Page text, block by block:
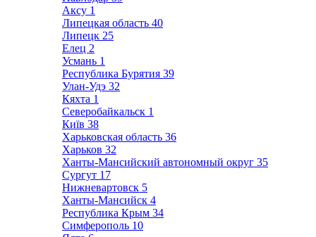
Аксу 1
Липецкая область 40
Липецк 25
Елец 2
Усмань 1
Республика Бурятия 39
Улан-Удэ 32
Кяхта 1
Северобайкальск 1
Київ 38
Харьковская область 36
Харьков 32
Ханты-Мансийский автономный округ 35
Сургут 17
Нижневартовск 5
Ханты-Мансийск 4
Республика Крым 34
Симферополь 10